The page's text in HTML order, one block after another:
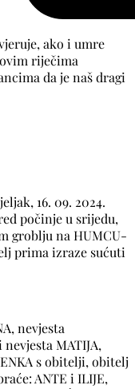
ako i umre
riječima
da je naš dragi
16. 09. 2024.
počinje u srijedu,
groblju na HUMCU-
prima izraze sućuti
nevjesta
nevjesta MATIJA,
s obitelji, obitelj
ANTE i ILIJE,